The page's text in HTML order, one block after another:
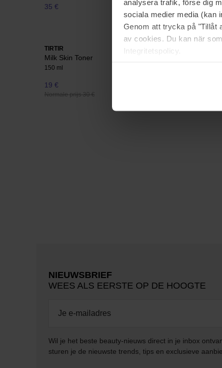
analysera trafik, förse dig
sociala medier media (kan
Genom att trycka på "Tillåt
av cookies. Du kan när
Integritetspolicy.
35 € 55 €
TIRTIR
Milk Skin Toner
150 ml
19 €
Normale prijs 30 €
NIEUWSBRIEF
WEES ALS EERSTE OP DE HOOGTE
Wil je het beste beauty-nieuws direct in je inbox
sturen je de nieuwste trends, tips en exclusieve